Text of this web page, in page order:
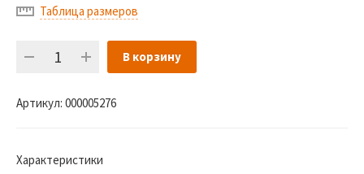
Таблица размеров
В корзину
Артикул: 000005276
Характеристики